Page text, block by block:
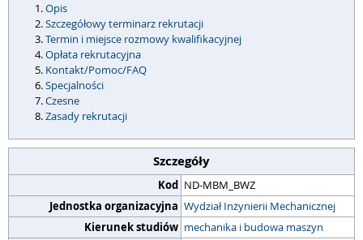
Opis
Szczegółowy terminarz rekrutacji
Termin i miejsce rozmowy kwalifikacyjnej
Opłata rekrutacyjna
Kontakt/Pomoc/FAQ
Specjalności
Czesne
Zasady rekrutacji
Szczegóły
Kod ND-MBM_BWZ
Jednostka organizacyjna Wydział Inżynierii Mechanicznej
Kierunek studiów mechanika i budowa maszyn